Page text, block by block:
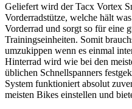
Geliefert wird der Tacx Vortex
Vorderradstütze, welche hält
Vorderrad und sorgt so für eine
Trainingseinheiten. Somit
umzukippen wenn es einmal
Hinterrad wird wie bei den
üblichen Schnellspanners
System funktioniert absolut
meisten Bikes einstellen und